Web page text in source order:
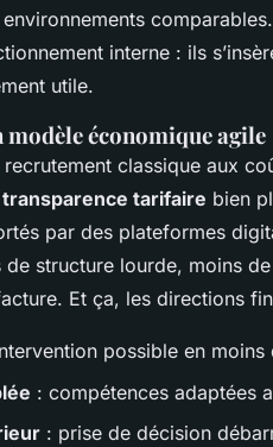
interne : ils
utile.
économique agile
classique aux
transparence tarifaire bien
par des plateformes
structure lourde, moins
Et ça, les directions
possible en moins
: compétences adaptées
: prise de décision